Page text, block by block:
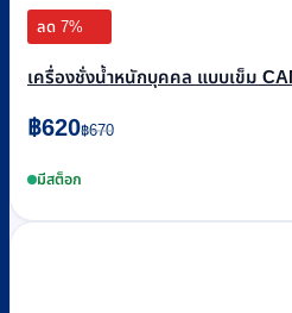
ลด 7%
เครื่องชั่งน้ำหนักบุคคล แบบเข็ม
฿670
Original
was:
฿620
Current
is:มีสต็อก